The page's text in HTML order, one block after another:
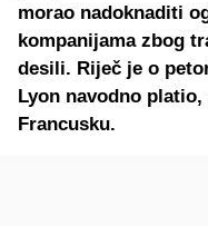
morao nadoknaditi
kompanijama zbog
desili. Riječ je o
Lyon navodno
Francusku.